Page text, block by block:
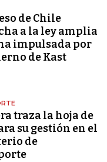
de Chile
a la ley amplia
impulsada por
de Kast
traza la hoja de
su gestión en el
de